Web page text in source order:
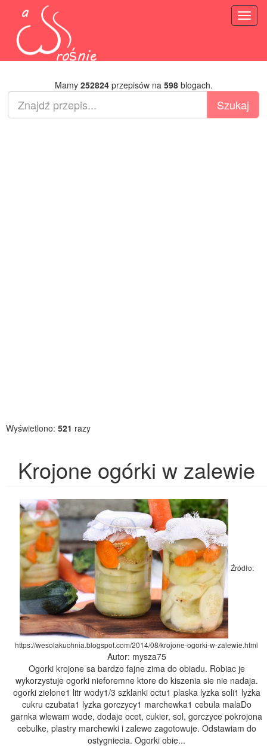
Mamy 252824przepisów na 598blogach.
Wyświetlono: 521 razy
Krojone ogórki w zalewie
Źródło:
https://wesolakuchnia.blogspot.com/2014/08/krojone-ogorki-w-zalewie.html
Autor: mysza75
Ogorki krojone sa bardzo fajne zima do obiadu. Robiac je
wykorzystuje ogorki nieforemne ktore do kiszenia sie nie nadaja.
ogorki zielone1 litr wody1/3 szklanki octu1 plaska lyzka soli1 lyzka
cukru czubata1 lyzka gorczycy1 marchewka1 cebula malaDo
garnka wlewam wode, dodaje ocet, cukier, sol, gorczyce pokrojona
cebulke, plastry marchewki i zalewe zagotowuje. Odstawiam do
ostygniecia. Ogorki obie...